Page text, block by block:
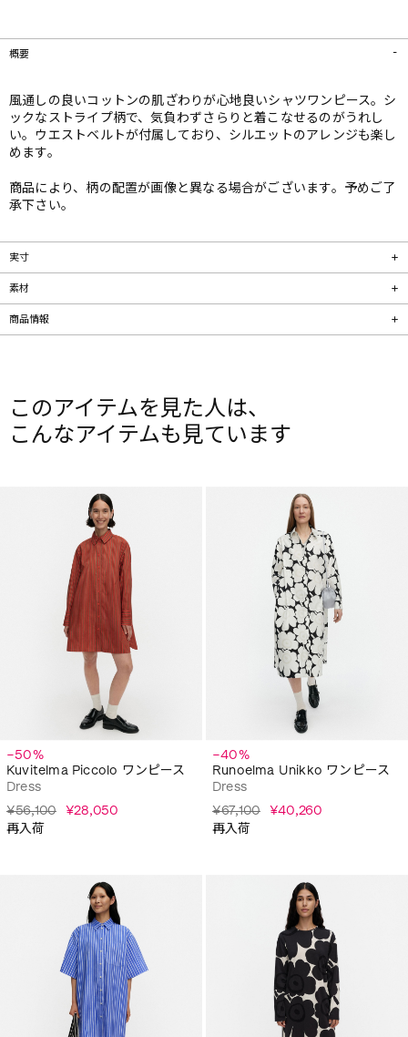
概要
風通しの良いコットンの肌ざわりが心地良いシャツワンピース。シ
ックなストライプ柄で、気負わずさらりと着こなせるのがうれし
い。ウエストベルトが付属しており、シルエットのアレンジも楽し
めます。
商品により、柄の配置が画像と異なる場合がございます。予めご了
承下さい。
実寸
素材
商品情報
このアイテムを見た人は、
こんなアイテムも見ています
−50%
Kuvitelma Piccolo ワンピース
Dress
¥56,100 ¥28,050
再入荷
−40%
Runoelma Unikko ワンピース
Dress
¥67,100 ¥40,260
再入荷